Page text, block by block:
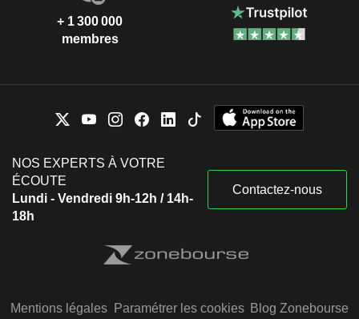
+ 1 300 000
membres
NOS EXPERTS À VOTRE
ÉCOUTE
Lundi - Vendredi 9h-12h / 14h-
18h
Contactez-nous
Mentions légales Paramétrer les cookies Blog Zonebourse